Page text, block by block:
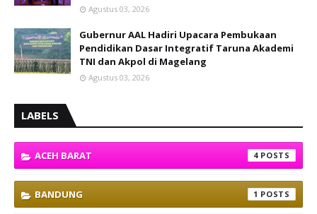
Agustus 03, 2026
Gubernur AAL Hadiri Upacara Pembukaan
Pendidikan Dasar Integratif Taruna Akademi
TNI dan Akpol di Magelang
Agustus 03, 2026
LABELS
ACEH BARAT 4
BANDUNG 1